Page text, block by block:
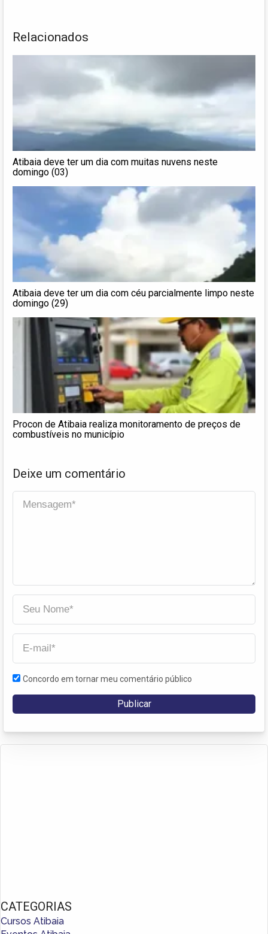
Relacionados
Atibaia deve ter um dia com muitas nuvens neste
domingo (03)
Atibaia deve ter um dia com céu parcialmente limpo neste
domingo (29)
Procon de Atibaia realiza monitoramento de preços de
combustíveis no município
Deixe um comentário
Concordo em tornar meu comentário público
CATEGORIAS
Cursos Atibaia